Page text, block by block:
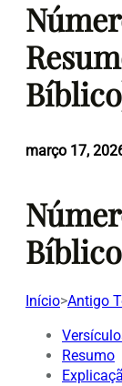
março 17,
Início>Antigo
Resumo